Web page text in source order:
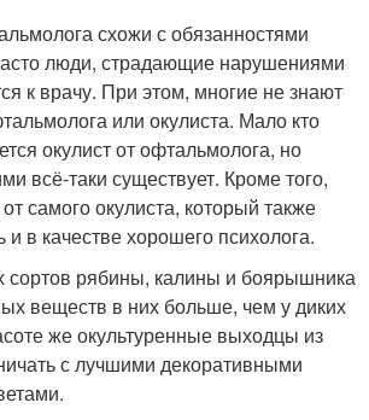
схожи с обязанностями
люди, страдающие нарушениями
к врачу. При этом, многие не знают
или окулиста. Мало кто
окулист от офтальмолога, но
всё-таки существует. Кроме того,
самого окулиста, который также
в качестве хорошего психолога.
сортов рябины, калины и боярышника
веществ в них больше, чем у диких
же окультуренные выходцы из
с лучшими декоративными